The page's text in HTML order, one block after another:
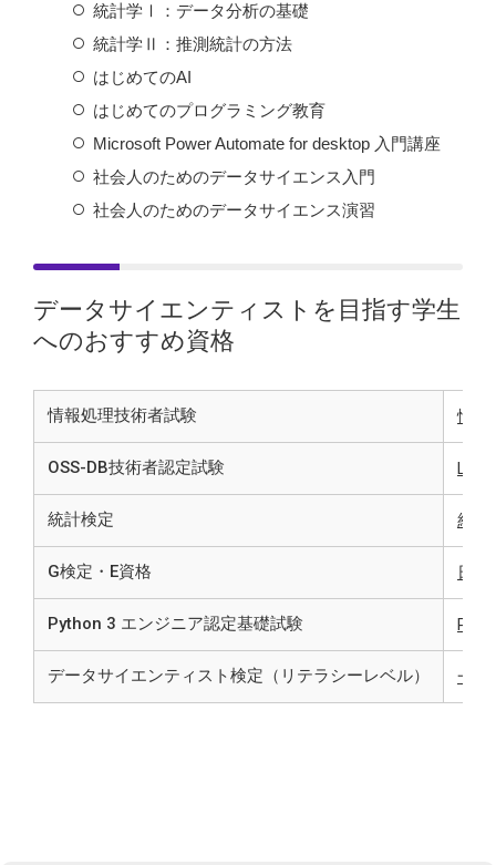
統計学Ⅰ：データ分析の基礎
統計学Ⅱ：推測統計の方法
はじめてのAI
はじめてのプログラミング教育
Microsoft Power Automate for desktop 入門講座
社会人のためのデータサイエンス入門
社会人のためのデータサイエンス演習
データサイエンティストを目指す学生
へのおすすめ資格
情報処理技術者試験 情報
OSS-DB技術者認定試験 LPI-
統計検定 統計
G検定・E資格 日
Python 3 エンジニア認定基礎試験
データサイエンティスト検定（リテラシーレベル） 一般